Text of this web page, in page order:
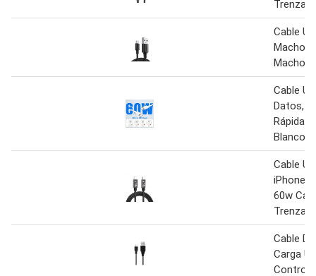
Cable
Macho
Macho
Cable
Datos,
Rápida,
Blanco
Cable
iPhone
60w
Cable
Carga
Control